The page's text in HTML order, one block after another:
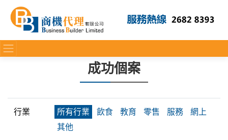
成功個案
行業 所有行業 飲食 教育 零售 服務
網上
其他